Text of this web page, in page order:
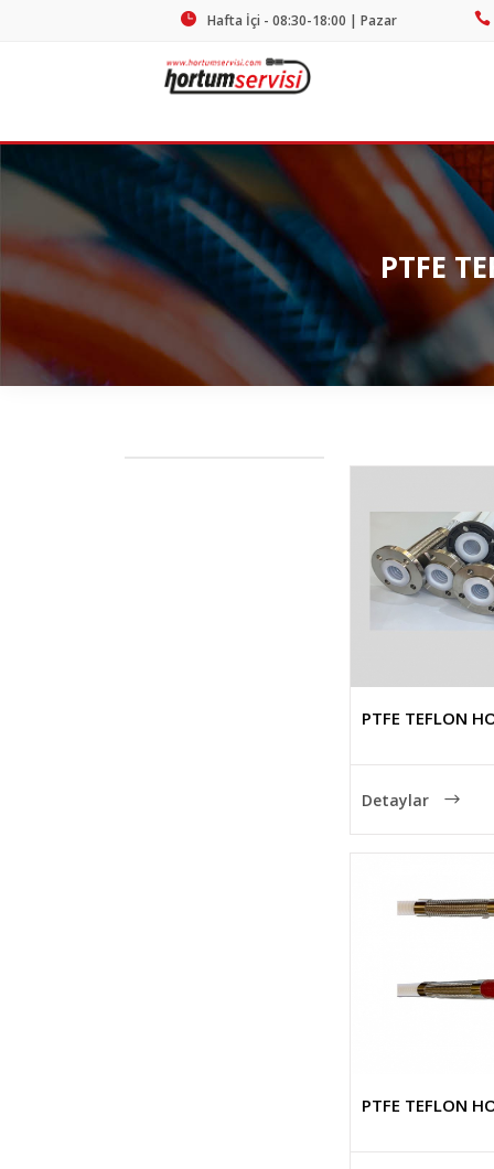
Hafta İçi - 08:30-18:00 | Pazar
PTFE
PTFE TEFLON
Detaylar
PTFE TEFLON